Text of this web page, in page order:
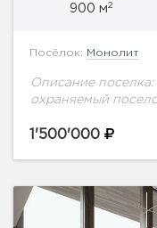
900 м2
Посёлок: Монолит
Описание
охраняемый
храм, малоэтажный
1'500'000